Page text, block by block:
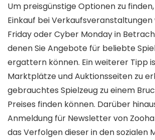
Um preisgünstige Optionen zu
Einkauf bei
Friday oder Cyber ​​Monday in
denen Sie Angebote für beliebte
ergattern können. Ein weiterer Tipp
Marktplätze und Auktionsseiten zu
gebrauchtes Spielzeug zu einem
Preises finden können. Darüber
Anmeldung für Newsletter von
das Verfolgen dieser in den sozialen